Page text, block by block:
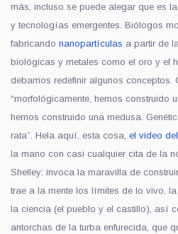
más, incluso se puede alegar que es
y tecnologías emergentes. Biólogos
fabricando nanopartículas a partir de
biológicas y metales como el oro y el
debamos redefinir algunos conceptos.
“morfológicamente, hemos construido
hemos construido una medusa.
rata”. Hela aquí, esta cosa, el video
la mano con casi cualquier cita de la
Shelley: invoca la maravilla de
trae a la mente los límites de lo vivo,
la ciencia (el pueblo y el castillo), así
antorchas de la turba enfurecida, que